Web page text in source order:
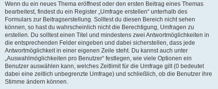
Wenn du ein neues Thema eröffnest oder den ersten Beitrag eines Themas
bearbeitest, findest du ein Register „Umfrage erstellen“ unterhalb des
Formulars zur Beitragserstellung. Solltest du diesen Bereich nicht sehen
können, so hast du wahrscheinlich nicht die Berechtigung, Umfragen zu
erstellen. Du solltest einen Titel und mindestens zwei Antwortmöglichkeiten in
die entsprechenden Felder eingeben und dabei sicherstellen, dass jede
Antwortmöglichkeit in einer eigenen Zeile steht. Du kannst auch unter
„Auswahlmöglichkeiten pro Benutzer“ festlegen, wie viele Optionen ein
Benutzer auswählen kann, welches Zeitlimit für die Umfrage gilt (0 bedeutet
dabei eine zeitlich unbegrenzte Umfrage) und schließlich, ob die Benutzer ihre
Stimme ändern können.